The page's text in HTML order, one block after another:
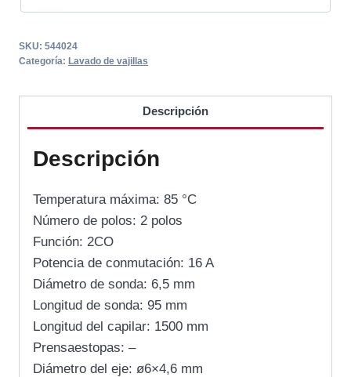
SKU: 544024
Categoría: Lavado de vajillas
Descripción
Descripción
Temperatura máxima: 85 °C
Número de polos: 2 polos
Función: 2CO
Potencia de conmutación: 16 A
Diámetro de sonda: 6,5 mm
Longitud de sonda: 95 mm
Longitud del capilar: 1500 mm
Prensaestopas: –
Diámetro del eje: ø6×4,6 mm